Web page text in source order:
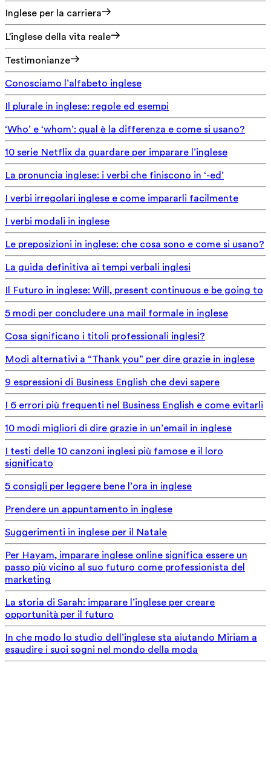
Inglese per la carriera
L'inglese della vita reale
Testimonianze
Conosciamo l’alfabeto inglese
Il plurale in inglese: regole ed esempi
‘Who’ e ‘whom’: qual è la differenza e come si usano?
10 serie Netflix da guardare per imparare l’inglese
La pronuncia inglese: i verbi che finiscono in ‘-ed’
I verbi irregolari inglese e come impararli facilmente
I verbi modali in inglese
Le preposizioni in inglese: che cosa sono e come si usano?
La guida definitiva ai tempi verbali inglesi
Il Futuro in inglese: Will, present continuous e be going to
5 modi per concludere una mail formale in inglese
Cosa significano i titoli professionali inglesi?
Modi alternativi a “Thank you” per dire grazie in inglese
9 espressioni di Business English che devi sapere
I 6 errori più frequenti nel Business English e come evitarli
10 modi migliori di dire grazie in un’email in inglese
I testi delle 10 canzoni inglesi più famose e il loro
significato
5 consigli per leggere bene l’ora in inglese
Prendere un appuntamento in inglese
Suggerimenti in inglese per il Natale
Per Hayam, imparare inglese online significa essere un
passo più vicino al suo futuro come professionista del
marketing
La storia di Sarah: imparare l’inglese per creare
opportunità per il futuro
In che modo lo studio dell’inglese sta aiutando Miriam a
esaudire i suoi sogni nel mondo della moda